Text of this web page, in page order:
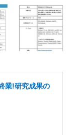
業!研究成果の